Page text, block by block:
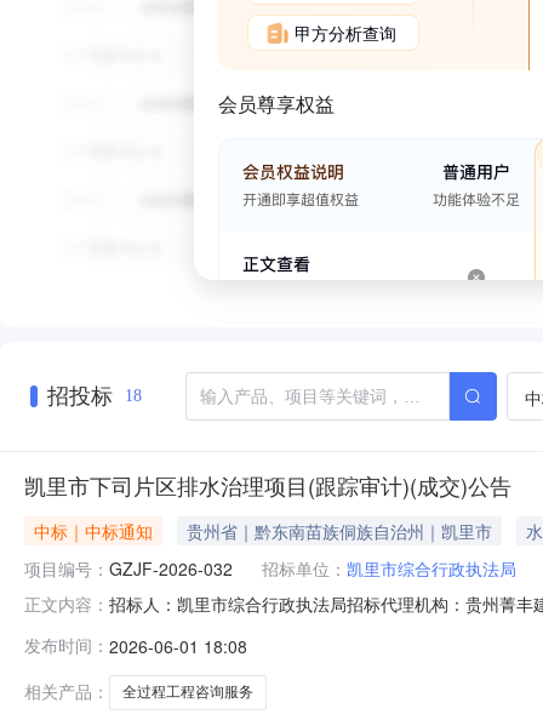
甲方分析查询
会员尊享权益
招投标 18
凯里市下司片区排水治理项目(跟踪审计)(成交)公告
中标｜中标通知 贵州省｜黔东南苗族侗族自治州｜凯里市
项目编号： GZJF-2026-032 招标单位： 凯里市综合行政执法局
正文内容： 招标人：凯里市综合行政执法局招标代理机构：贵州菁
理项目（跟踪审计）中标公示一、项目信息项目名称：
商
发布时间： 2026-06-01 18:08
相关产品：
全过程工程咨询服务